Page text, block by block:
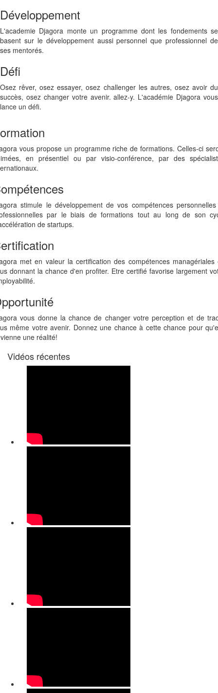
Développement
L'academie Djagora monte un programme dont les fondements se
basent sur le développement aussi personnel que professionnel de
ses mentorés.
Défi
Osez rêver, osez essayer, osez challenger les autres, osez avoir du
succès, osez changer votre avenir. allez-y. L'académie Djagora vous
lance un défi.
vous propose un programme riche de formations. Celles-ci
en présentiel ou par visio-conférence, par des
stimule le développement de vos compétences
par le biais de formations tout au long de son
de startups.
met en valeur la certification des compétences managériales
donnant la chance d'en profiter. Etre certifié favorise largement
vous donne la chance de changer votre perception et de
même votre avenir. Donnez une chance à cette chance pour
une réalité!
Vidéos récentes